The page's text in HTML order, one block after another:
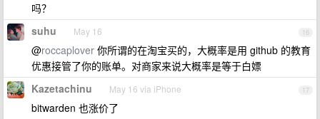
吗？
16
suhu May 16
@roccaplover 你所谓的在淘宝买的，大概率是用 github 的教育
优惠接管了你的账单。对商家来说大概率是等于白嫖
17
Kazetachinu May 16 via iPhone
bitwarden 也涨价了